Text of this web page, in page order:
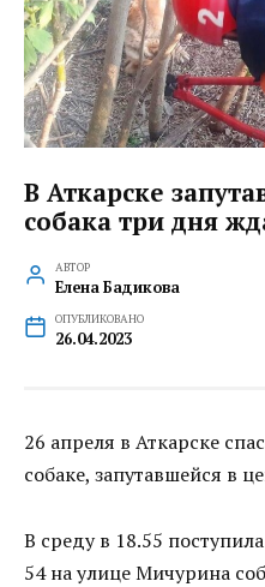
В Аткарске
собака три дня
АВТОР
Елена Бадикова
ОПУБЛИКОВАНО
26.04.2023
26 апреля в Аткарске
собаке, запутавшейся в
В среду в 18.55
54 на улице Мичурина